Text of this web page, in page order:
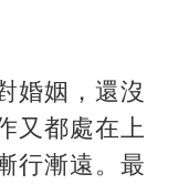
婚姻，還沒
又都處在上
行漸遠。最